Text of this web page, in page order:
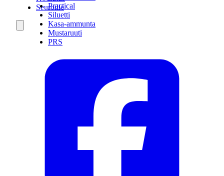
Practical
Siluetti
Kasa-ammunta
Mustaruuti
PRS
Seuroille